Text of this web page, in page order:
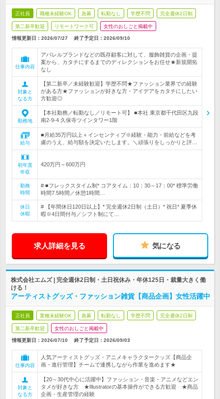
正社員 職種未経験OK 急募 転勤なし 学歴不問 完全週休2日制
第二新卒歓迎 リモートワーク可 女性のおしごと掲載中
情報更新日：2026/07/27 終了予定日： 2026/09/10
仕事内容
アパレルブランドなどの既存顧客に対して、服飾雑貨の企画・提
案から、カタチにするまでのディレクションをお任せ★新規開拓
なし
対象と
なる方
【第二新卒／未経験歓迎】学歴不問★ファッション業界での経験
がある方★ファッションが好きな方・アイデアをカタチにしたい
方歓迎◎
勤務地
【本社勤務／転勤なし／リモート可】 ■本社 東京都千代田区九段
南2-9-4 久保寺ツインタワー1階
給与
■月給35万円以上＋インセンティブ※経験・能力・前給などを考
慮のうえ、給与額を決定いたします。＼頑張りをしっかりと評…
初年度
年収
420万円～600万円
勤務
時間
# ■フレックスタイム制* コアタイム：10：30～17：00* 標準労働
時間7.5時間／休憩1時間…
休日
休暇
# 【年間休日120日以上】* 完全週休2日制（土日）* 祝日* 夏季休
暇※4日間付与／シフト制にて…
求人詳細を見る 気になる
株式会社エムズ | 完全週休2日制・土日祝休み・年休125日・裁量大きく働
ける！
アーティストグッズ・ファッション雑貨【商品企画】女性活躍中
正社員 業種未経験OK 急募 転勤なし 学歴不問 完全週休2日制
第二新卒歓迎 女性のおしごと掲載中
情報更新日：2026/07/10 終了予定日： 2026/09/03
仕事内容
人気アーティストグッズ・アニメキャラクタークッズ【商品企
画・進行管理】チームで連携しながら作業を進めます★
対象と
なる方
【20～30代中心に活躍中】ファッション・音楽・アニメなどエン
タメが好きな方 ★Illustratorの基本操作ができる方歓迎 ★商品
企画・生産管理の経験